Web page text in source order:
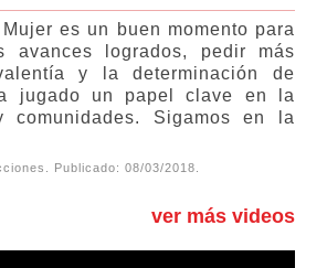
es un buen momento para
avances logrados, pedir más
y la determinación de
jugado un papel clave en la
Sigamos en la
Publicado: 08/03/2018
ver más videos